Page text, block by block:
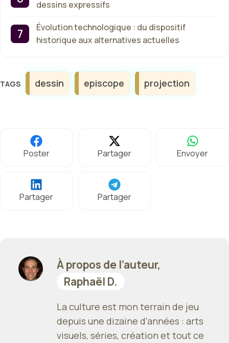
dessins expressifs
Évolution technologique : du dispositif
historique aux alternatives actuelles
Étiquettes
dessin episcope projection
Poster Partager Envoyer
Partager Partager
À propos de l’auteur,
Raphaël D.
La culture est mon terrain de jeu
depuis une dizaine d'années : arts
visuels, séries, création et tout ce